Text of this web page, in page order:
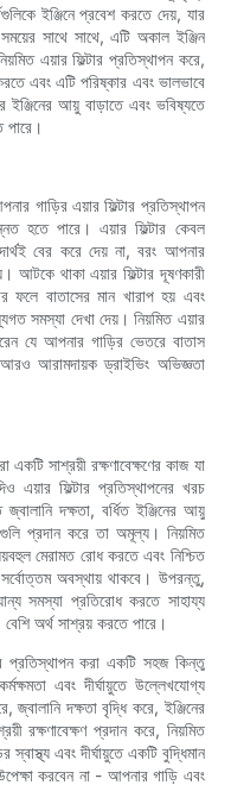
ইঞ্জিনে প্রবেশ করতে দেয়, যার
সাথে সাথে, এটি অকাল ইঞ্জিন
এয়ার ফিল্টার প্রতিস্থাপন করে,
এবং এটি পরিষ্কার এবং ভালভাবে
ইঞ্জিনের আয়ু বাড়াতে এবং ভবিষ্যতে
পারে।
গাড়ির এয়ার ফিল্টার প্রতিস্থাপন
হতে পারে। এয়ার ফিল্টার কেবল
বের করে দেয় না, বরং আপনার
আটকে থাকা এয়ার ফিল্টার দূষণকারী
ফলে বাতাসের মান খারাপ হয় এবং
সমস্যা দেখা দেয়। নিয়মিত এয়ার
যে আপনার গাড়ির ভেতরে বাতাস
আরামদায়ক ড্রাইভিং অভিজ্ঞতা
একটি সাশ্রয়ী রক্ষণাবেক্ষণের কাজ যা
এয়ার ফিল্টার প্রতিস্থাপনের খরচ
দক্ষতা, বর্ধিত ইঞ্জিনের আয়ু
প্রদান করে তা অমূল্য। নিয়মিত
মেরামত রোধ করতে এবং নিশ্চিত
অবস্থায় থাকবে। উপরন্তু,
সমস্যা প্রতিরোধ করতে সাহায্য
অর্থ সাশ্রয় করতে পারে।
প্রতিস্থাপন করা একটি সহজ কিন্তু
এবং দীর্ঘায়ুতে উল্লেখযোগ্য
জ্বালানি দক্ষতা বৃদ্ধি করে, ইঞ্জিনের
রক্ষণাবেক্ষণ প্রদান করে, নিয়মিত
এবং দীর্ঘায়ুতে একটি বুদ্ধিমান
করবেন না - আপনার গাড়ি এবং